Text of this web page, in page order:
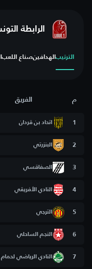
الرابطة
الترتيبالهدافينصناع اللعب
م الفريق
1 اتحاد بن قردان
2 البنزرتي
3 الصفاقسي
4 النادي الأفريقي
5 الترجي
6 النجم الساحلي
7 النادي الرياضي